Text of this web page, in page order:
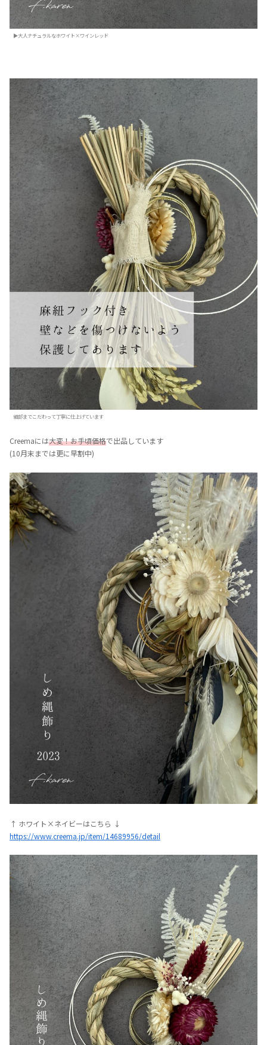
▶大人ナチュラルなホワイト×ワインレッド
細部までこだわって丁寧に仕上げています
Creemaには大変！お手頃価格で出品しています
(10月末までは更に早割中)
↑ ホワイト×ネイビーはこちら ↓
https://www.creema.jp/item/14689956/detail